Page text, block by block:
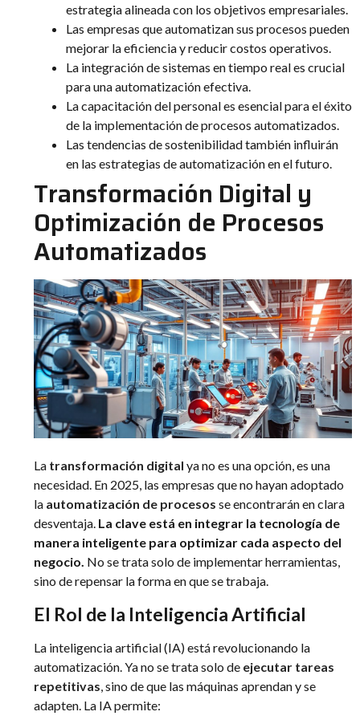
estrategia alineada con los objetivos empresariales.
Las empresas que automatizan sus procesos pueden
mejorar la eficiencia y reducir costos operativos.
La integración de sistemas en tiempo real es crucial
para una automatización efectiva.
La capacitación del personal es esencial para el éxito
de la implementación de procesos automatizados.
Las tendencias de sostenibilidad también influirán
en las estrategias de automatización en el futuro.
Transformación Digital y
Optimización de Procesos
Automatizados
La transformación digital ya no es una opción, es una
necesidad. En 2025, las empresas que no hayan adoptado
la automatización de procesos se encontrarán en clara
desventaja. La clave está en integrar la tecnología de
manera inteligente para optimizar cada aspecto del
negocio. No se trata solo de implementar herramientas,
sino de repensar la forma en que se trabaja.
El Rol de la Inteligencia Artificial
La inteligencia artificial (IA) está revolucionando la
automatización. Ya no se trata solo de ejecutar tareas
repetitivas , sino de que las máquinas aprendan y se
adapten. La IA permite: